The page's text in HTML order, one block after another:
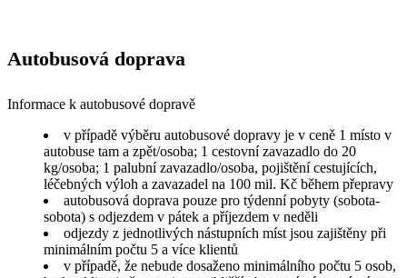
Autobusová doprava
Informace k autobusové dopravě
v případě výběru autobusové dopravy je v ceně 1 místo v
autobuse tam a zpět/osoba; 1 cestovní zavazadlo do 20
kg/osoba; 1 palubní zavazadlo/osoba, pojištění cestujících,
léčebných výloh a zavazadel na 100 mil. Kč během přepravy
autobusová doprava pouze pro týdenní pobyty (sobota-
sobota) s odjezdem v pátek a příjezdem v neděli
odjezdy z jednotlivých nástupních míst jsou zajištěny při
minimálním počtu 5 a více klientů
v případě, že nebude dosaženo minimálního počtu 5 osob,